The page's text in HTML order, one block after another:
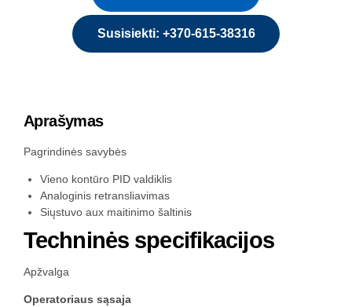
Susisiekti: +370-615-38316
Aprašymas
Pagrindinės savybės
Vieno kontūro PID valdiklis
Analoginis retransliavimas
Siųstuvo aux maitinimo šaltinis
Techninės specifikacijos
Apžvalga
Operatoriaus sąsaja